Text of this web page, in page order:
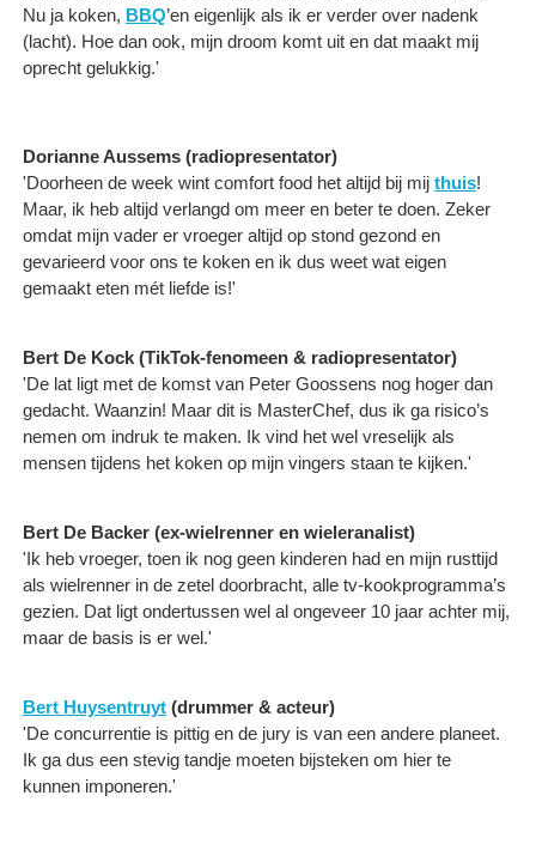
Nu ja koken, BBQ’en eigenlijk als ik er verder over nadenk
(lacht). Hoe dan ook, mijn droom komt uit en dat maakt mij
oprecht gelukkig.'
Dorianne Aussems (radiopresentator)
'Doorheen de week wint comfort food het altijd bij mij thuis!
Maar, ik heb altijd verlangd om meer en beter te doen. Zeker
omdat mijn vader er vroeger altijd op stond gezond en
gevarieerd voor ons te koken en ik dus weet wat eigen
gemaakt eten mét liefde is!'
Bert De Kock (TikTok-fenomeen & radiopresentator)
'De lat ligt met de komst van Peter Goossens nog hoger dan
gedacht. Waanzin! Maar dit is MasterChef, dus ik ga risico’s
nemen om indruk te maken. Ik vind het wel vreselijk als
mensen tijdens het koken op mijn vingers staan te kijken.'
Bert De Backer (ex-wielrenner en wieleranalist)
'Ik heb vroeger, toen ik nog geen kinderen had en mijn rusttijd
als wielrenner in de zetel doorbracht, alle tv-kookprogramma’s
gezien. Dat ligt ondertussen wel al ongeveer 10 jaar achter mij,
maar de basis is er wel.'
Bert Huysentruyt (drummer & acteur)
'De concurrentie is pittig en de jury is van een andere planeet.
Ik ga dus een stevig tandje moeten bijsteken om hier te
kunnen imponeren.'